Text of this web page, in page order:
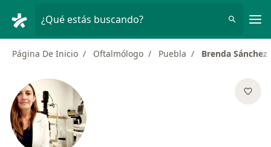
¿Qué estás buscando?
Página De Inicio Oftalmólogo Puebla Brenda Sánchez